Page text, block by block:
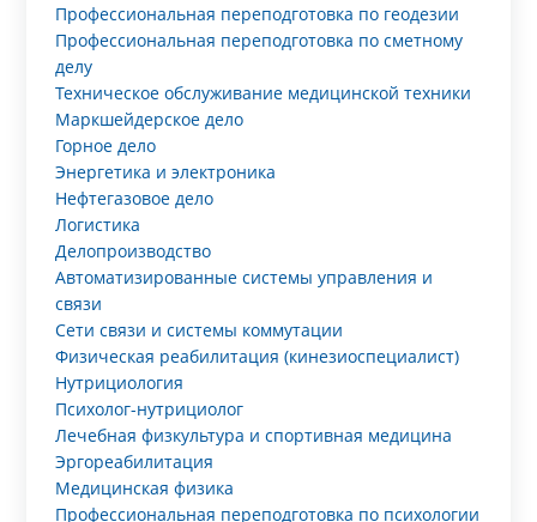
Профессиональная переподготовка по геодезии
Профессиональная переподготовка по сметному
делу
Техническое обслуживание медицинской техники
Маркшейдерское дело
Горное дело
Энергетика и электроника
Нефтегазовое дело
Логистика
Делопроизводство
Автоматизированные системы управления и
связи
Сети связи и системы коммутации
Физическая реабилитация (кинезиоспециалист)
Нутрициология
Психолог-нутрициолог
Лечебная физкультура и спортивная медицина
Эргореабилитация
Медицинская физика
Профессиональная переподготовка по психологии